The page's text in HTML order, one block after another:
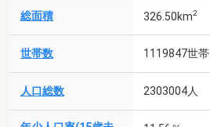
総面積 326.50km2
世帯数 1119847世帯
人口総数 2303004人